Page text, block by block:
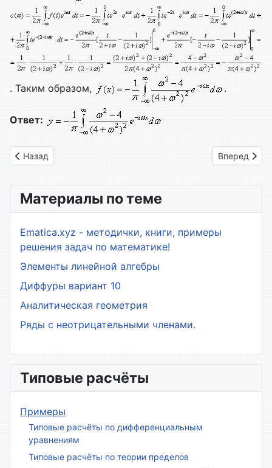
. Таким образом, .
Ответ:
Предыдущий: Вариант № 15
Назад Следующий:
Вперед
Материалы по теме
Ematica.xyz - методички, книги, примеры
решения задач по математике!
Элементы линейной алгебры
Диффуры вариант 10
Аналитическая геометрия
Ряды с неотрицательными членами.
Типовые расчёты
Примеры
Типовые расчёты по дифференциальным
уравнениям
Типовые расчёты по теории пределов